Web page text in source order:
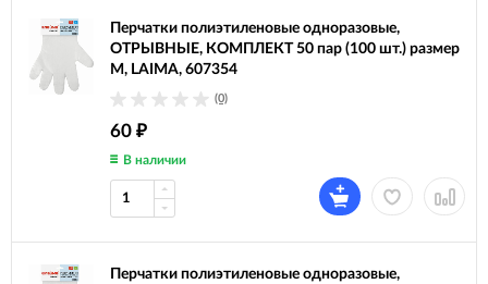
Перчатки полиэтиленовые одноразовые,
ОТРЫВНЫЕ, КОМПЛЕКТ 50 пар (100 шт.) размер
М, LAIMA, 607354
(0)
60 ₽
В наличии
Перчатки полиэтиленовые одноразовые,